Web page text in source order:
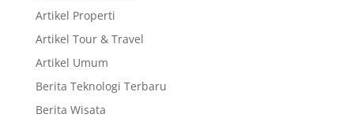
Artikel Properti
Artikel Tour & Travel
Artikel Umum
Berita Teknologi Terbaru
Berita Wisata